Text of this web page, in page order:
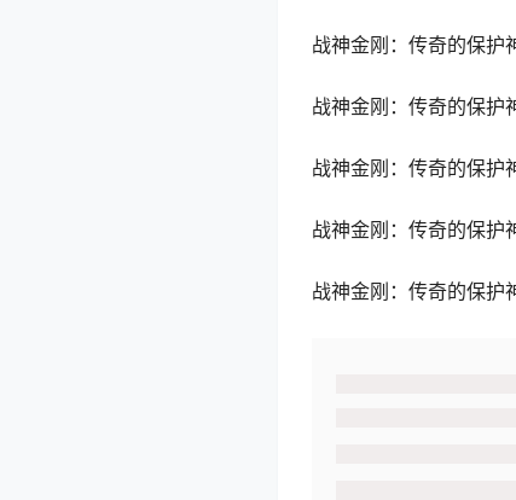
战神金刚：传奇的保
战神金刚：传奇的保
战神金刚：传奇的保
战神金刚：传奇的保
战神金刚：传奇的保